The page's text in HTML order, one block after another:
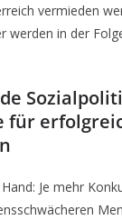
vermieden
werden in der
für
Je mehr